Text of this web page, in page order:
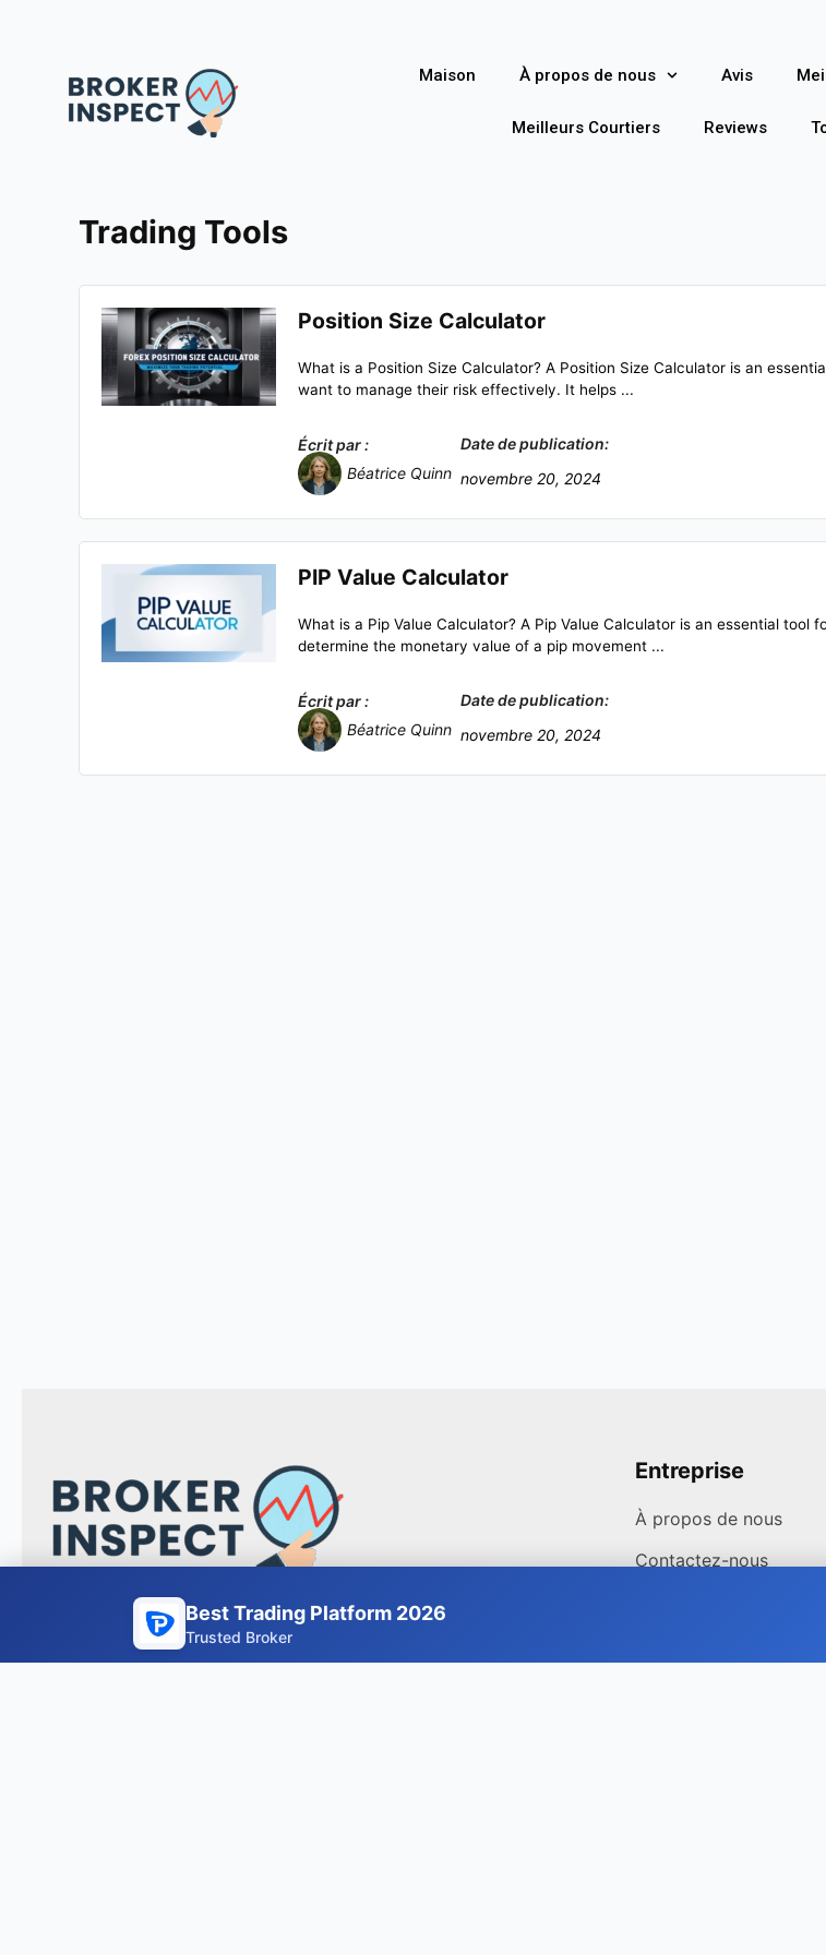
Maison À propos de nous Avis
Meilleurs Courtiers Reviews
Trading Tools
Position Size Calculator
What is a Position Size Calculator? A Position Size Calculator is an
want to manage their risk effectively. It helps ...
Écrit par :
Béatrice Quinn
Date de publication:
novembre 20, 2024
PIP Value Calculator
What is a Pip Value Calculator? A Pip Value Calculator is an essential tool
determine the monetary value of a pip movement ...
Écrit par :
Béatrice Quinn
Date de publication:
novembre 20, 2024
Entreprise
À propos de nous
Contactez-nous
Best Trading Platform 2026
Trusted Broker